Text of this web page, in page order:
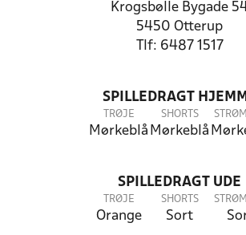
Krogsbølle Bygade
5450 Otterup
Tlf: 6487 1517
SPILLEDRAGT
TRØJE
Mørkeblå
SHORTS
Mørkeblå
SPILLEDRAGT UDE
TRØJE
Orange
SHORTS
Sort